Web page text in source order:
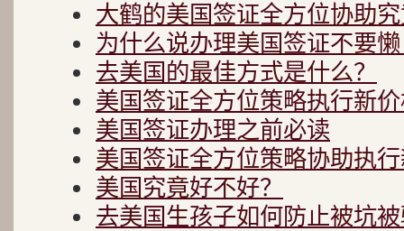
大鹤的美国签证全方位协助
为什么说办理美国签证不要
去美国的最佳方式是什么？
美国签证全方位策略执行新
美国签证办理之前必读
美国签证全方位策略协助执
美国究竟好不好？
去美国生孩子如何防止被坑